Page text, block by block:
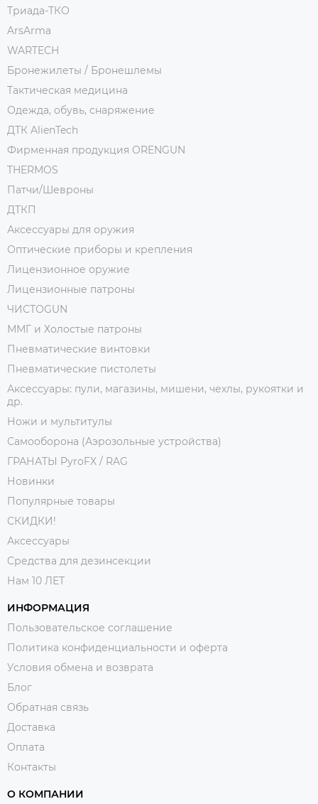
Триада-ТКО
ArsArma
WARTECH
Бронежилеты / Бронешлемы
Тактическая медицина
Одежда, обувь, снаряжение
ДТК AlienTech
Фирменная продукция ORENGUN
THERMOS
Патчи/Шевроны
ДТКП
Аксессуары для оружия
Оптические приборы и крепления
Лицензионное оружие
Лицензионные патроны
ЧИСТОGUN
ММГ и Холостые патроны
Пневматические винтовки
Пневматические пистолеты
Аксессуары: пули, магазины, мишени, чехлы, рукоятки и
др.
Ножи и мультитулы
Самооборона (Аэрозольные устройства)
ГРАНАТЫ PyroFX / RAG
Новинки
Популярные товары
СКИДКИ!
Аксессуары
Средства для дезинсекции
Нам 10 ЛЕТ
ИНФОРМАЦИЯ
Пользовательское соглашение
Политика конфиденциальности и оферта
Условия обмена и возврата
Блог
Обратная связь
Доставка
Оплата
Контакты
О КОМПАНИИ